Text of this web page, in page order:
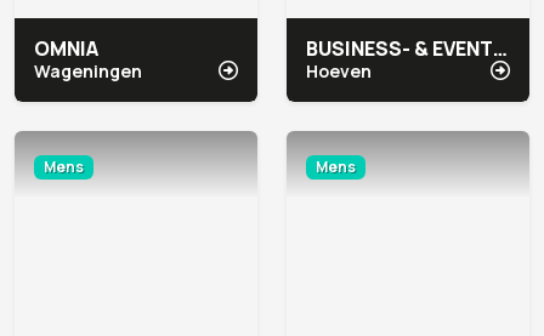
OMNIA
Wageningen
BUSINESS- & EVENT LOCATIE BOVENDONK
Hoeven
Mens Mens